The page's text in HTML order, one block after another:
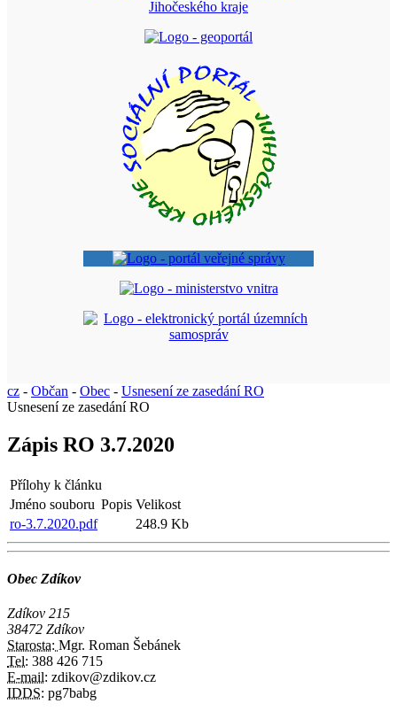
cz - Občan - Obec - Usnesení ze zasedání RO
Usnesení ze zasedání RO
Zápis RO 3.7.2020
Přílohy k článku
Jméno souboru Popis Velikost
ro-3.7.2020.pdf
248.9 Kb
Obec Zdíkov
Zdíkov 215
38472 Zdíkov
Starosta: Mgr. Roman Šebánek
Tel: 388 426 715
E-mail: zdikov@zdikov.cz
IDDS: pg7babg